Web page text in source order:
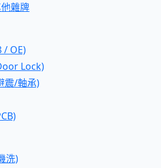
雜牌
/ OE)
Lock)
震/軸承)
洗)